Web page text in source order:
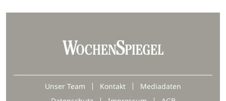
Unser Team Kontakt
Mediadaten